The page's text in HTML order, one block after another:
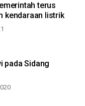
terus
kendaraan listrik
pada Sidang